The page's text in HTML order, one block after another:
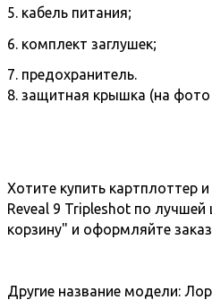
5. кабель питания;
6. комплект заглушек;
7. предохранитель.
8. защитная крышка (на фото
Хотите купить картплоттер
Reveal 9 Tripleshot по
корзину" и оформляйте
Другие название модели: